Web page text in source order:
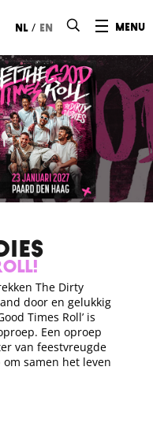
menu
nl / en
The Dirty
door en gelukkig
Times Roll’ is
Een oproep
van feestvreugde
samen het leven